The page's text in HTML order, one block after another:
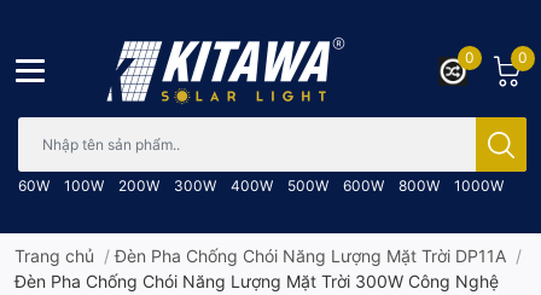
60W 100W 200W 300W 400W 500W 600W 800W 1000W
0
0
Trang chủ /Đèn Pha Chống Chói Năng Lượng Mặt Trời DP11A /
Đèn Pha Chống Chói Năng Lượng Mặt Trời 300W Công Nghệ